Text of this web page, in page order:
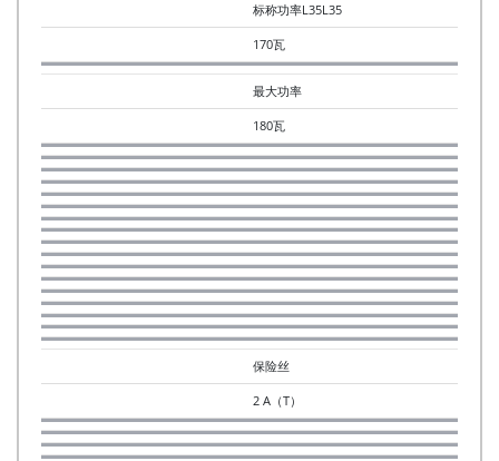
标称功率L35L35
170瓦
最大功率
180瓦
保险丝
2 A（T）